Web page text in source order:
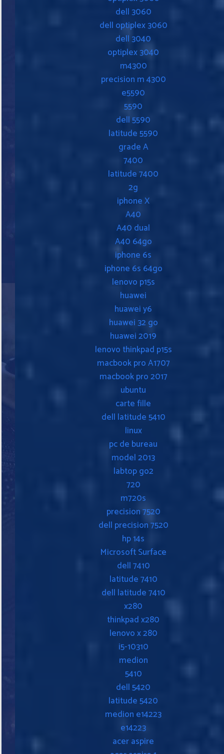
dell 3060
dell optiplex 3060
dell 3040
optiplex 3040
m4300
precision m 4300
e5590
5590
dell 5590
latitude 5590
grade A
7400
latitude 7400
2g
iphone X
A40
A40 dual
A40 64go
iphone 6s
iphone 6s 64go
lenovo p15s
huawei
huawei y6
huawei 32 go
huawei 2019
lenovo thinkpad p15s
macbook pro A1707
macbook pro 2017
ubuntu
carte fille
dell latitude 5410
linux
pc de bureau
model 2013
labtop go2
720
m720s
precision 7520
dell precision 7520
hp 14s
Microsoft Surface
dell 7410
latitude 7410
dell latitude 7410
x280
thinkpad x280
lenovo x 280
i5-10310
medion
5410
dell 5420
latitude 5420
medion e14223
e14223
acer aspire